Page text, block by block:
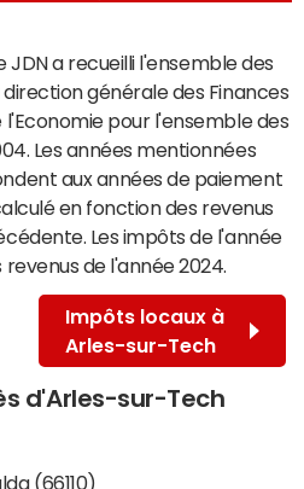
JDN a recueilli l'ensemble des
générale des Finances
l'Economie pour l'ensemble des
Les années mentionnées
aux années de paiement
en fonction des revenus
Les impôts de l'année
de l'année 2024.
Impôts locaux à
Arles-sur-Tech
d'Arles-sur-Tech
(66110)